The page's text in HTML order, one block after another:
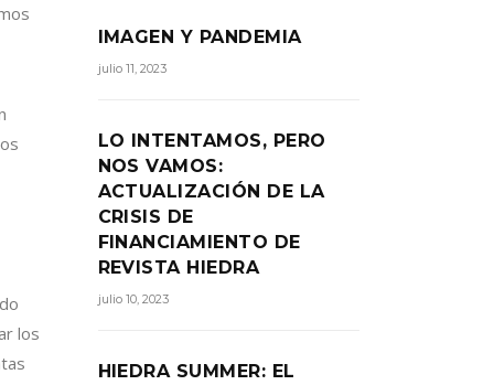
los
IMAGEN Y PANDEMIA
julio 11, 2023
LO INTENTAMOS, PERO
NOS VAMOS:
ACTUALIZACIÓN DE LA
CRISIS DE
FINANCIAMIENTO DE
REVISTA HIEDRA
julio 10, 2023
HIEDRA SUMMER: EL